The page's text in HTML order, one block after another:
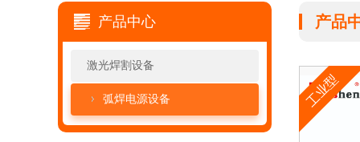
产品中心
激光焊割设备
弧焊电源设备
产品
工业型